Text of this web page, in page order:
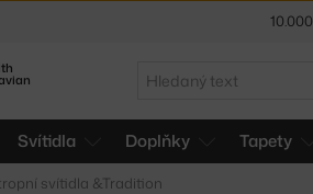
Hledat
Svítidla Doplňky Tapety
svítidla &Tradition